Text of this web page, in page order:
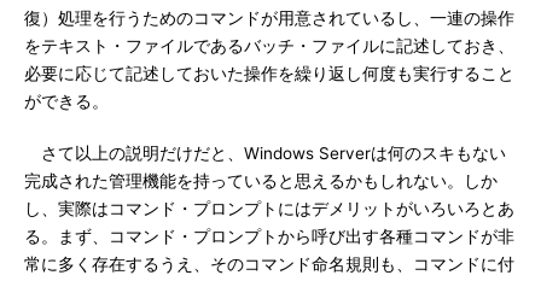
復）処理を行うためのコマンドが用意されているし、一連の操作
をテキスト・ファイルであるバッチ・ファイルに記述しておき、
必要に応じて記述しておいた操作を繰り返し何度も実行すること
ができる。
さて以上の説明だけだと、Windows Serverは何のスキもない
完成された管理機能を持っていると思えるかもしれない。しか
し、実際はコマンド・プロンプトにはデメリットがいろいろとあ
る。まず、コマンド・プロンプトから呼び出す各種コマンドが非
常に多く存在するうえ、そのコマンド命名規則も、コマンドに付